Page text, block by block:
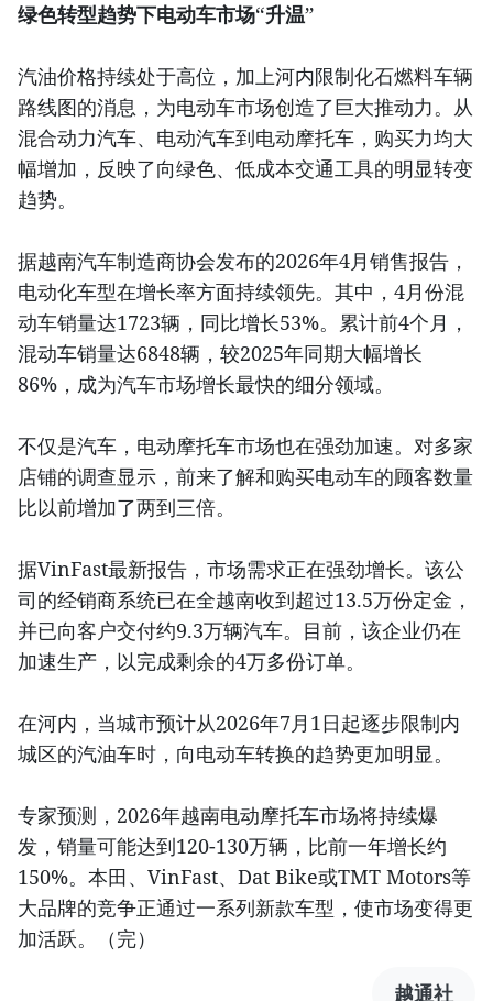
绿色转型趋势下电动车市场“升温”
汽油价格持续处于高位，加上河内限制化石燃料车辆
路线图的消息，为电动车市场创造了巨大推动力。从
混合动力汽车、电动汽车到电动摩托车，购买力均大
幅增加，反映了向绿色、低成本交通工具的明显转变
趋势。
据越南汽车制造商协会发布的2026年4月销售报告，
电动化车型在增长率方面持续领先。其中，4月份混
动车销量达1723辆，同比增长53%。累计前4个月，
混动车销量达6848辆，较2025年同期大幅增长
86%，成为汽车市场增长最快的细分领域。
不仅是汽车，电动摩托车市场也在强劲加速。对多家
店铺的调查显示，前来了解和购买电动车的顾客数量
比以前增加了两到三倍。
据VinFast最新报告，市场需求正在强劲增长。该公
司的经销商系统已在全越南收到超过13.5万份定金，
并已向客户交付约9.3万辆汽车。目前，该企业仍在
加速生产，以完成剩余的4万多份订单。
在河内，当城市预计从2026年7月1日起逐步限制内
城区的汽油车时，向电动车转换的趋势更加明显。
专家预测，2026年越南电动摩托车市场将持续爆
发，销量可能达到120-130万辆，比前一年增长约
150%。本田、VinFast、Dat Bike或TMT Motors等
大品牌的竞争正通过一系列新款车型，使市场变得更
加活跃。（完）
越通社